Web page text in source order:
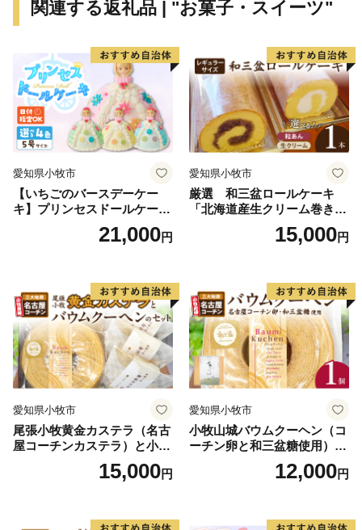
関連する返礼品 | "お菓子・スイーツ"
愛知県小牧市
【いちごのバースデーケー
キ】プリンセスドールケーキ
日時指定可 スイーツ デザー
ト 洋菓子 お取り寄せ 愛知県
デコレーションケーキ ホー
ルケーキ 人形 かわいい こど
も
21,000円
愛知県小牧市
厳選 和三盆ロールケーキ
「北海道産生クリーム巻き」
または「北海道産粒あん巻
き」（サイズ：レギュラー）
凍 愛知県 小牧市 アンプチベ
アやぐま
15,000円
愛知県小牧市
尾張小牧黄金カステラ（名古
屋コーチンカステラ）と小牧
山城バウムクーヘン（コーチ
ン卵と和三盆糖使用）のセッ
三盆 小牧銘菓 バウムクーヘ
15,000円
愛知県小牧市
小牧山城バウムクーヘン（コ
ーチン卵と和三盆糖使用）
名古屋コーチン バームクー
ヘン 和三盆 小牧銘菓 バウム
12,000円